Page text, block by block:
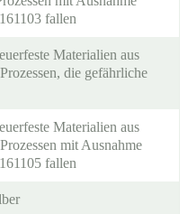
fallen
Materialien aus
die gefährliche
Materialien aus
mit Ausnahme
fallen